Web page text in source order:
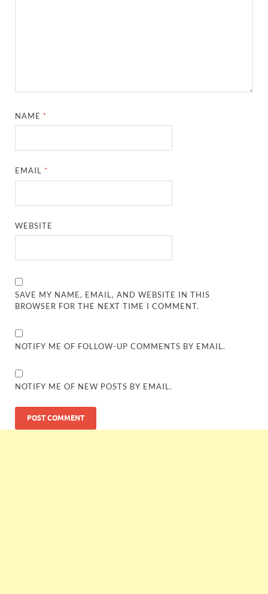
NAME *
EMAIL *
WEBSITE
SAVE MY NAME, EMAIL, AND WEBSITE IN THIS
BROWSER FOR THE NEXT TIME I COMMENT.
NOTIFY ME OF FOLLOW-UP COMMENTS BY EMAIL.
NOTIFY ME OF NEW POSTS BY EMAIL.